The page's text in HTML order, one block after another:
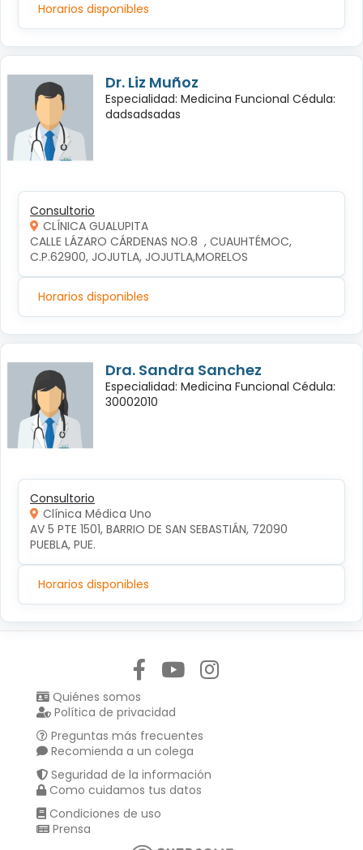
Horarios disponibles
Dr. Liz Muñoz
Especialidad: Medicina Funcional Cédula:
dadsadsadas
Consultorio
CLÍNICA GUALUPITA
CALLE LÁZARO CÁRDENAS NO.8  , CUAUHTÉMOC,
C.P.62900, JOJUTLA, JOJUTLA,MORELOS
Horarios disponibles
Dra. Sandra Sanchez
Especialidad: Medicina Funcional Cédula:
30002010
Consultorio
Clínica Médica Uno
AV 5 PTE 1501, BARRIO DE SAN SEBASTIÁN, 72090
PUEBLA, PUE.
Horarios disponibles
Quiénes somos
Política de privacidad
Preguntas más frecuentes
Recomienda a un colega
Seguridad de la información
Como cuidamos tus datos
Condiciones de uso
Prensa